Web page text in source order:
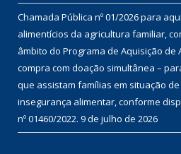
Chamada Pública nº 01/2026 para
alimentícios da agricultura familiar,
âmbito do Programa de Aquisição de
compra com doação simultânea –
que assistam famílias em situação
insegurança alimentar, conforme
nº 01460/2022. 9 de julho de 2026